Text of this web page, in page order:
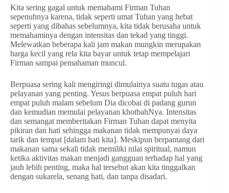
Kita sering gagal untuk memahami Firman Tuhan
sepenuhnya karena, tidak seperti umat Tuhan yang hebat
seperti yang dibahas sebelumnya, kita tidak berusaha untuk
memahaminya dengan intensitas dan tekad yang tinggi.
Melewatkan beberapa kali jam makan mungkin merupakan
harga kecil yang rela kita bayar untuk tetap mempelajari
Firman sampai pemahaman muncul.
Berpuasa sering kali mengiringi dimulainya suatu tugas atau
pelayanan yang penting. Yesus berpuasa empat puluh hari
empat puluh malam sebelum Dia dicobai di padang gurun
dan kemudian memulai pelayanan khotbahNya. Intensitas
dan semangat memberitakan Firman Tuhan dapat menyita
pikiran dan hati sehingga makanan tidak mempunyai daya
tarik dan tempat [dalam hati kita]. Meskipun berpantang dari
makanan sama sekali tidak memiliki nilai spiritual, namun
ketika aktivitas makan menjadi gangguan terhadap hal yang
jauh lebih penting, maka hal tersebut akan kita tinggalkan
dengan sukarela, senang hati, dan tanpa disadari.